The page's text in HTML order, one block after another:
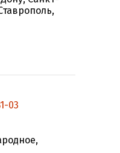
03